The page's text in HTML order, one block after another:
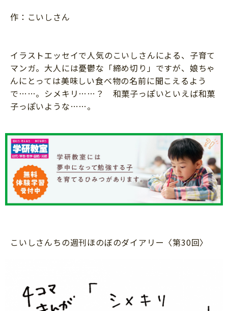
科学・プログラミング
自由研究・工作
読書感想文
本・読書
英語
習い事
知育
行事・イベント
親子でいっしょに
人間関係
おでかけ
家族
料理
マネー
健康
作：こいしさん
イラストエッセイで人気のこいしさんによる、子育て
マンガ。大人には憂鬱な「締め切り」ですが、娘ちゃ
んにとっては美味しい食べ物の名前に聞こえるよう
で……。シメキリ……？ 和菓子っぽいといえば和菓
子っぽいような……。
こいしさんちの週刊ほのぼのダイアリー〈第30回〉